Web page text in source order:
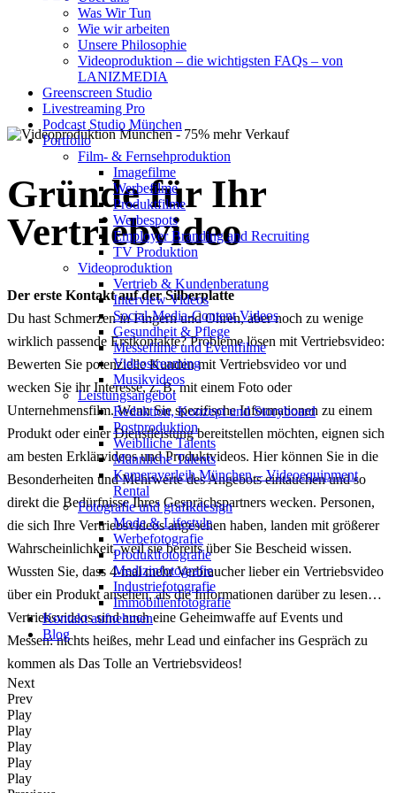
Was Wir Tun
Wie wir arbeiten
Unsere Philosophie
Videoproduktion – die wichtigsten FAQs – von
LANIZMEDIA
Greenscreen Studio
Livestreaming Pro
Podcast Studio München
Portfolio
Film- & Fernsehproduktion
Imagefilme
Werbefilme
Produktfilme
Werbespots
Employer Branding and Recruiting
TV Produktion
Videoproduktion
Vertrieb & Kundenberatung
Interview Videos
Social-Media-Content Videos
Gesundheit & Pflege
Mes­se­filme und Eventfilme
Video­strea­ming
Musikvideos
Leis­tungs­an­ge­bot
Redak­ti­on, Kon­zept und Storyboard
Post­pro­duk­ti­on
Weiblliche Talents
Männliche Talents
Kameraverleih München – Videoequipment
Rental
Fotografie und grafikdesign
Mode & Lifestyle
Werbefotografie
Produktfotografie
Medizinfotografie
Industriefotografie
Immobilienfotografie
Kontakt aufnehmen
Blog
Profis für Ihr
Unternehmen
Gründe für Ihr
Vertriebvideo
Der erste Kontakt auf der Silberplatte
Du hast Schmerzen in Fingern und Ohren, aber noch zu wenige
wirklich passende Erstkontakte? Probleme lösen mit Vertriebsvideo:
Bewerten Sie potenzielle Kunden mit Vertriebsvideo vor und
wecken Sie ihr Interesse, z. B. mit einem Foto oder
Unternehmensfilm. Wenn Sie spezifische Informationen zu einem
Produkt oder einer Dienstleistung bereitstellen möchten, eignen sich
am besten Erklärvideos und Produktvideos. Hier können Sie in die
Besonderheiten und Mehrwerte des Angebots eintauchen und so
direkt die Bedürfnisse Ihres Gesprächspartners wecken. Personen,
die sich Ihre Vertriebsvideos angesehen haben, landen mit größerer
Wahrscheinlichkeit, weil sie bereits über Sie Bescheid wissen.
Wussten Sie, dass 4-mal mehr Verbraucher lieber ein Vertriebsvideo
über ein Produkt ansehen, als die Informationen darüber zu lesen…
Vertriebsvideos sind auch eine Geheimwaffe auf Events und
Messen: nichts heißes, mehr Lead und einfacher ins Gespräch zu
kommen als Das Tolle an Vertriebsvideos!
Next
Prev
Play
Play
Play
Play
Play